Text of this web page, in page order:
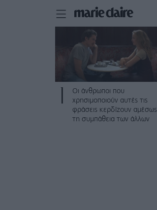
Οι άνθρωποι που
χρησιμοποιούν αυτές τις
φράσεις κερδίζουν αμέσως
τη συμπάθεια των άλλων